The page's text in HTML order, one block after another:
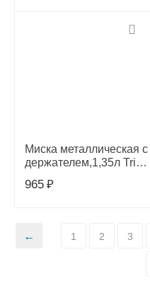
Миска металлическая с
держателем,1,35л Triol,
965 ₽
1 2 3